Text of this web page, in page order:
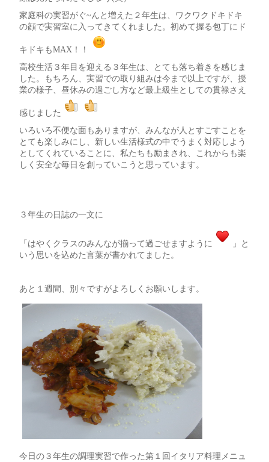
家庭科の実習がぐ~んと増えた２年生は、ワクワクドキドキ
の顔で実習室に入ってきてくれました。初めて握る包丁にド
キドキもMAX！！
高校生活３年目を迎える３年生は、とても落ち着きを感じま
した。もちろん、実習での取り組みは今まで以上ですが、授
業の様子、昼休みの過ごし方など最上級生としての貫禄さえ
感じました
いろいろ不便な面もありますが、みんなが人とすごすことを
とても楽しみにし、新しい生活様式の中でうまく対応しよう
としてくれていることに、私たちも励まされ、これからも楽
しく安全な毎日を創っていこうと思っています。
３年生の日誌の一文に
「はやくクラスのみんなが揃って過ごせますように
」と
いう思いを込めた言葉が書かれてました。
あと１週間、別々ですがよろしくお願いします。
今日の３年生の調理実習で作った第１回イタリア料理メニュ